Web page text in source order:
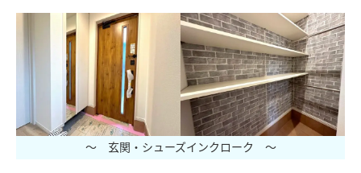
～ 玄関・シューズインクローク ～